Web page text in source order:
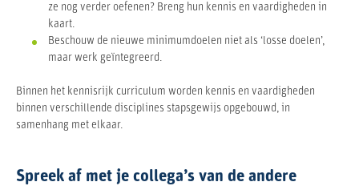
ze nog verder oefenen? Breng hun kennis en vaardigheden in
kaart.
Beschouw de nieuwe minimumdoelen niet als ‘losse doelen’,
maar werk geïntegreerd.
Binnen het kennisrijk curriculum worden kennis en vaardigheden
binnen verschillende disciplines stapsgewijs opgebouwd, in
samenhang met elkaar.
Spreek af met je collega’s van de andere